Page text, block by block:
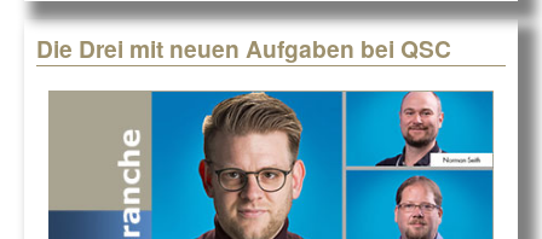
Die Drei mit neuen Aufgaben bei QSC